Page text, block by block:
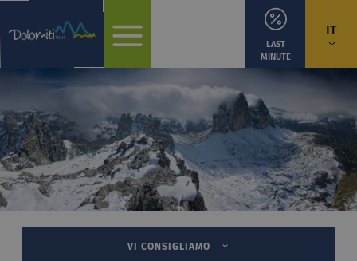
IT
LAST
MINUTE
VI CONSIGLIAMO